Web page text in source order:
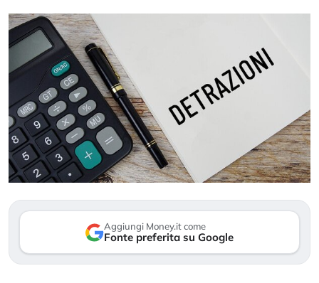
Aggiungi Money.it come
Fonte preferita su Google